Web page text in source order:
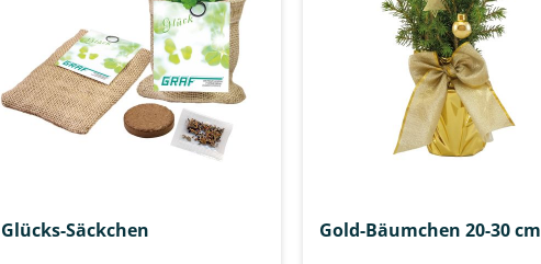
Glücks-Säckchen Gold-Bäumchen 20-30 cm